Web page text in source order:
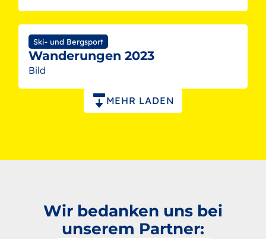
Ski- und Bergsport
Wanderungen 2023
Bild
Paginierung
MEHR LADEN
Wir bedanken uns bei
unserem Partner: